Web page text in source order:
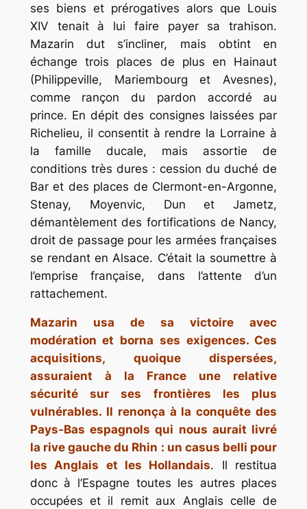
ses biens et prérogatives alors que Louis
XIV tenait à lui faire payer sa trahison.
Mazarin dut s’incliner, mais obtint en
échange trois places de plus en Hainaut
(Philippeville, Mariembourg et Avesnes),
comme rançon du pardon accordé au
prince. En dépit des consignes laissées par
Richelieu, il consentit à rendre la Lorraine à
la famille ducale, mais assortie de
conditions très dures : cession du duché de
Bar et des places de Clermont-en-Argonne,
Stenay, Moyenvic, Dun et Jametz,
démantèlement des fortifications de Nancy,
droit de passage pour les armées françaises
se rendant en Alsace. C’était la soumettre à
l’emprise française, dans l’attente d’un
rattachement.
Mazarin usa de sa victoire avec
modération et borna ses exigences. Ces
acquisitions, quoique dispersées,
assuraient à la France une relative
sécurité sur ses frontières les plus
vulnérables. Il renonça à la conquête des
Pays-Bas espagnols qui nous aurait livré
la rive gauche du Rhin : un casus belli pour
les Anglais et les Hollandais. Il restitua
donc à l’Espagne toutes les autres places
occupées et il remit aux Anglais celle de